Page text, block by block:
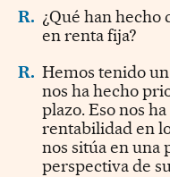
R. ¿Qué han hecho
en renta fija?
R. Hemos tenido
nos ha hecho
plazo. Eso nos
rentabilidad en
nos sitúa en una
perspectiva de